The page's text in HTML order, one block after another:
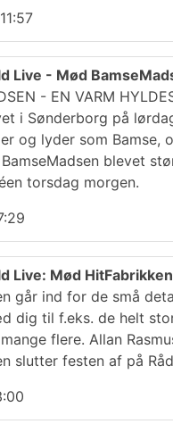
11:57
Live - Mød
- EN VARM
i Sønderborg på
og lyder som Bamse,
blevet
torsdag morgen.
Live: Mød HitFabrikken
går ind for de små
dig til f.eks. de helt
flere. Allan
slutter festen af på